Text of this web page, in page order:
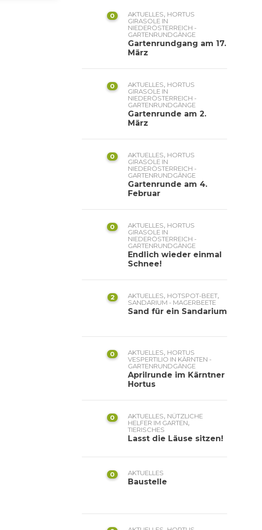
0 AKTUELLES, HORTUS
GIRASOLE IN
NIEDERÖSTERREICH -
GARTENRUNDGÄNGE
Gartenrundgang am 17.
März
0 AKTUELLES, HORTUS
GIRASOLE IN
NIEDERÖSTERREICH -
GARTENRUNDGÄNGE
Gartenrunde am 2.
März
0 AKTUELLES, HORTUS
GIRASOLE IN
NIEDERÖSTERREICH -
GARTENRUNDGÄNGE
Gartenrunde am 4.
Februar
0 AKTUELLES, HORTUS
GIRASOLE IN
NIEDERÖSTERREICH -
GARTENRUNDGÄNGE
Endlich wieder einmal
Schnee!
2 AKTUELLES, HOTSPOT-BEET,
SANDARIUM - MAGERBEETE
Sand für ein Sandarium
0 AKTUELLES, HORTUS
VESPERTILIO IN KÄRNTEN -
GARTENRUNDGÄNGE
Aprilrunde im Kärntner
Hortus
0 AKTUELLES, NÜTZLICHE
HELFER IM GARTEN,
TIERISCHES
Lasst die Läuse sitzen!
0 AKTUELLES
Baustelle